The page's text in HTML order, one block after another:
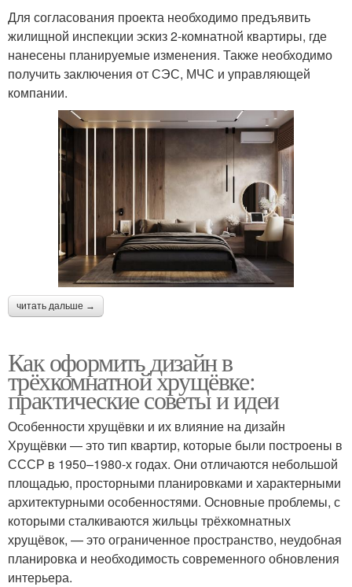
Для согласования проекта необходимо предъявить
жилищной инспекции эскиз 2-комнатной квартиры, где
нанесены планируемые изменения. Также необходимо
получить заключения от СЭС, МЧС и управляющей
компании.
читать дальше →
Как оформить дизайн в
трёхкомнатной хрущёвке:
практические советы и идеи
Особенности хрущёвки и их влияние на дизайн
Хрущёвки — это тип квартир, которые были построены в
СССР в 1950–1980-х годах. Они отличаются небольшой
площадью, просторными планировками и характерными
архитектурными особенностями. Основные проблемы, с
которыми сталкиваются жильцы трёхкомнатных
хрущёвок, — это ограниченное пространство, неудобная
планировка и необходимость современного обновления
интерьера.